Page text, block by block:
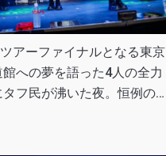
アーファイナルとなる東京
への夢を語った4人の全力
フ民が沸いた夜。恒例の夏
催ライブのサプライズ発表